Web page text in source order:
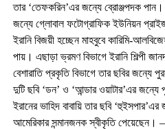
তার ‘তেফকরিন’এর জন্যে ব্রোঞ্জপদক পান।
জন্যে গ্লোবাল ফটোগ্রাফিক ইউনিয়ন
ইরানি বিজয়ী হচ্ছেন মাহবুবে কারিমি-
পায়। এছাড়া ভ্রমণ বিভাগে ইরানি শিল্পী
বেশারাতি প্রকৃতি বিভাগে তার ছবির
দুটি ছবি ‘ডন’ ও ‘আন্ডার ওয়াটার’এর জন্যে
ইরানের ভাহিদ বাবায়ি তার ছবি
আমেরিকার সন্মানজনক স্বীকৃতি পেয়েছেন। –